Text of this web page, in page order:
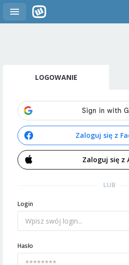
LOGOWANIE
Zaloguj się z
Zaloguj się z
LUB
Login
Hasło